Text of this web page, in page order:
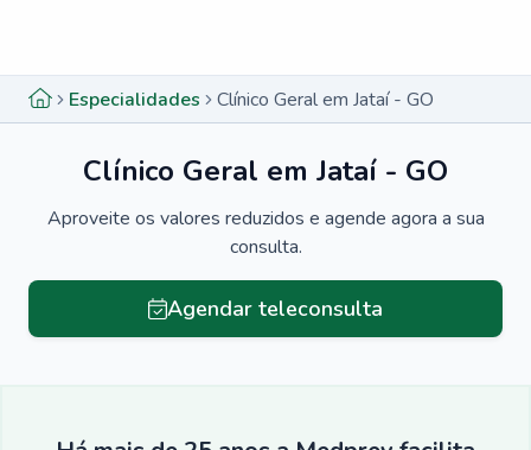
Especialidades Clínico Geral em Jataí - GO
Clínico Geral em Jataí - GO
Aproveite os valores reduzidos e agende agora a sua
consulta.
Agendar teleconsulta